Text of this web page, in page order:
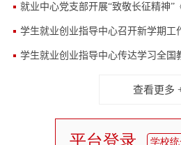
学生就业创业指导中心召开新学期工
学生就业创业指导中心传达学习全国
查看更多